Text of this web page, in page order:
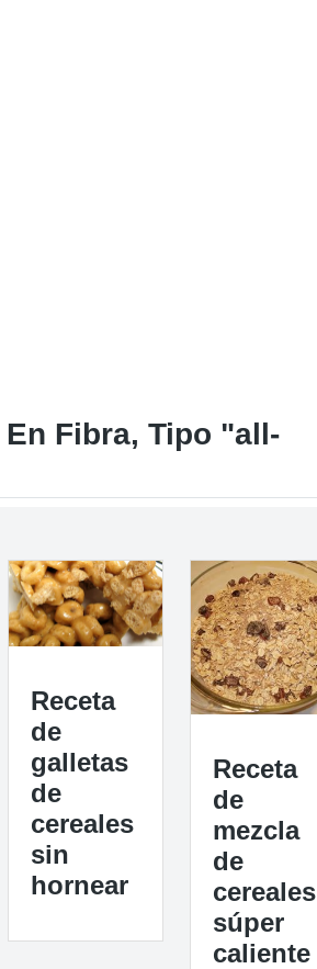
Fibra, Tipo "all-
Receta
de
galletas
de
cereales
sin
hornear
Receta
de
mezcla
de
cereales
súper
caliente